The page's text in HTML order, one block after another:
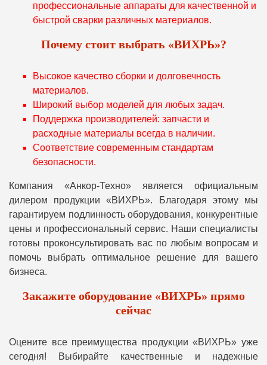
профессиональные аппараты для качественной и
быстрой сварки различных материалов.
Почему стоит выбрать «ВИХРЬ»?
Высокое качество сборки и долговечность
материалов.
Широкий выбор моделей для любых задач.
Поддержка производителей: запчасти и
расходные материалы всегда в наличии.
Соответствие современным стандартам
безопасности.
Компания «Анкор-Техно» является официальным
дилером продукции «ВИХРЬ». Благодаря этому мы
гарантируем подлинность оборудования, конкурентные
цены и профессиональный сервис. Наши специалисты
готовы проконсультировать вас по любым вопросам и
помочь выбрать оптимальное решение для вашего
бизнеса.
Закажите оборудование «ВИХРЬ» прямо
сейчас
Оцените все преимущества продукции «ВИХРЬ» уже
сегодня! Выбирайте качественные и надежные